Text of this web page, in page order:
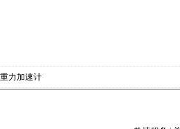
力加速计